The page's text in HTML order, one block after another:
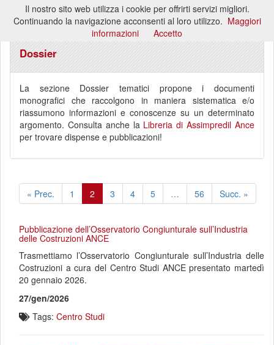
Dossier
La sezione Dossier tematici propone i documenti
monografici che raccolgono in maniera sistematica e/o
riassumono informazioni e conoscenze su un determinato
argomento. Consulta anche la Libreria di Assimpredil Ance
per trovare dispense e pubblicazioni!
« Prec. 1 2 3 4 5 … 56 Succ. »
Pubblicazione dell’Osservatorio Congiunturale sull’Industria
delle Costruzioni ANCE
Trasmettiamo l’Osservatorio Congiunturale sull’Industria delle
Costruzioni a cura del Centro Studi ANCE presentato martedì
20 gennaio 2026.
27/gen/2026
Tags: Centro Studi
Il nostro sito web utilizza i cookie per offrirti servizi migliori.
Continuando la navigazione acconsenti al loro utilizzo. Maggiori
informazioni
Accetto